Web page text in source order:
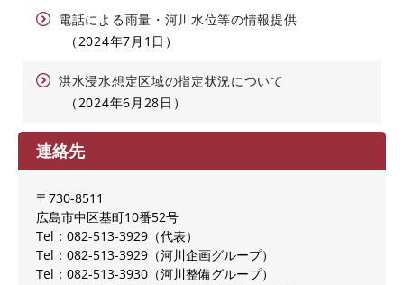
電話による雨量・河川水位等の情報提供
2024年7月1日
洪水浸水想定区域の指定状況について
2024年6月28日
連絡先
〒730-8511
広島市中区基町10番52号
Tel：082-513-3929
代表
Tel：082-513-3929
河川企画グループ
Tel：082-513-3930
河川整備グループ